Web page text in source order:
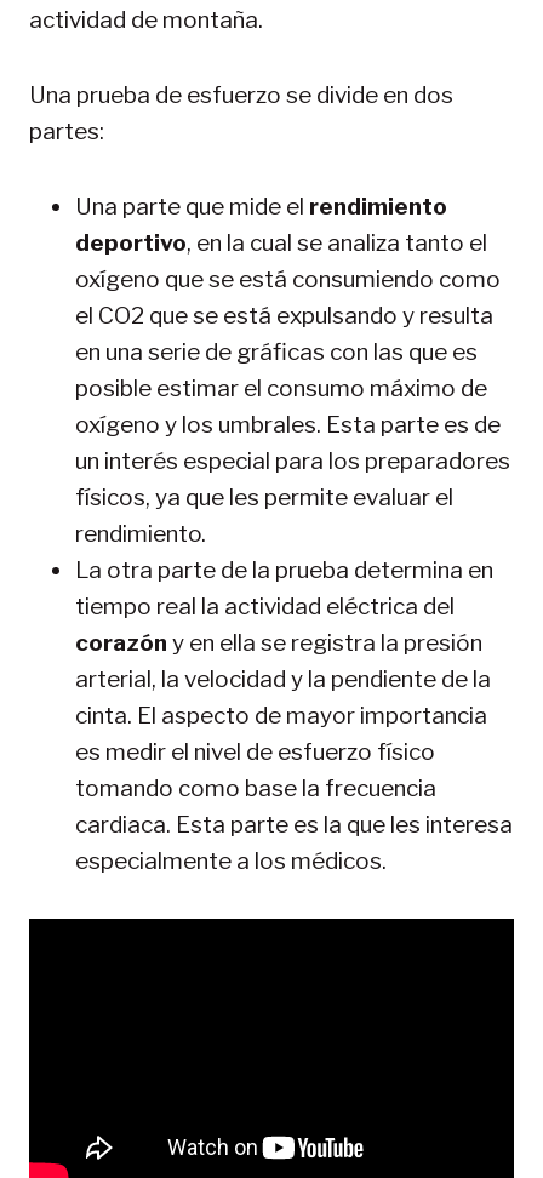
actividad de montaña.
Una prueba de esfuerzo se divide en dos
partes:
Una parte que mide el rendimiento
deportivo, en la cual se analiza tanto el
oxígeno que se está consumiendo como
el CO2 que se está expulsando y resulta
en una serie de gráficas con las que es
posible estimar el consumo máximo de
oxígeno y los umbrales. Esta parte es de
un interés especial para los preparadores
físicos, ya que les permite evaluar el
rendimiento.
La otra parte de la prueba determina en
tiempo real la actividad eléctrica del
corazón y en ella se registra la presión
arterial, la velocidad y la pendiente de la
cinta. El aspecto de mayor importancia
es medir el nivel de esfuerzo físico
tomando como base la frecuencia
cardiaca. Esta parte es la que les interesa
especialmente a los médicos.